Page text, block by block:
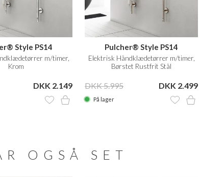
Style PS14
m/timer,
Krom
DKK 2.149
Pulcher® Style PS14
Elektrisk Håndklædetørrer m/timer,
Børstet Rustfrit Stål
DKK 5.995 DKK 2.499
På lager
OGSÅ SET